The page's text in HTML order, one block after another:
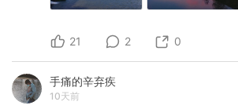
21 2 0
手痛的辛弃疾
10天前